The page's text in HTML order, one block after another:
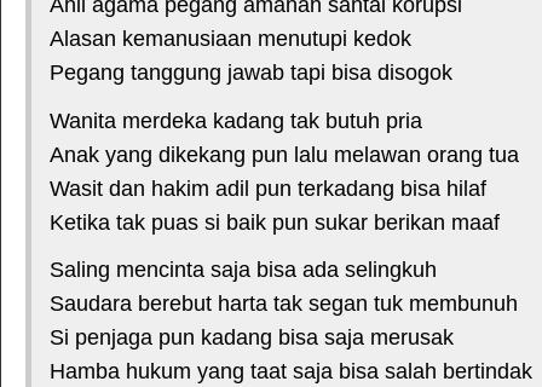
Alasan kemanusiaan menutupi kedok
Pegang tanggung jawab tapi bisa disogok
Wanita merdeka kadang tak butuh pria
Anak yang dikekang pun lalu melawan orang tua
Wasit dan hakim adil pun terkadang bisa hilaf
Ketika tak puas si baik pun sukar berikan maaf
Saling mencinta saja bisa ada selingkuh
Saudara berebut harta tak segan tuk membunuh
Si penjaga pun kadang bisa saja merusak
Hamba hukum yang taat saja bisa salah bertindak